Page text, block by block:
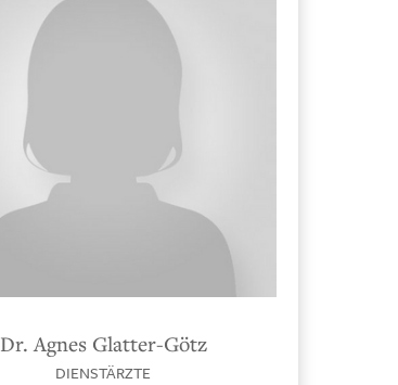
Dr. Agnes Glatter-Götz
DIENSTÄRZTE